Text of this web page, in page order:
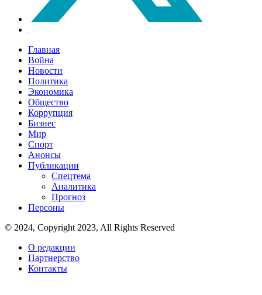
Главная
Война
Новости
Политика
Экономика
Общество
Коррупция
Бизнес
Мир
Спорт
Анонсы
Публикации
Спецтема
Аналитика
Прогноз
Персоны
© 2024, Copyright 2023, All Rights Reserved
О редакции
Партнерство
Контакты